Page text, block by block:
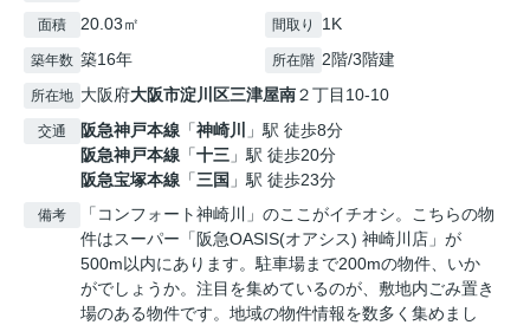
面積 20.03㎡ 間取り 1K
築年数 築16年 所在階 2階/3階建
所在地 大阪府大阪市淀川区三津屋南２丁目10-10
交通 阪急神戸本線 「神崎川
」駅 徒歩8分
阪急神戸本線 「十三 」駅 徒歩20分
阪急宝塚本線 「三国 」駅 徒歩23分
備考
「コンフォート神崎川」のここがイチオシ。こちらの物
件はスーパー「阪急OASIS(オアシス) 神崎川店」が
500m以内にあります。駐車場まで200mの物件、いか
がでしょうか。注目を集めているのが、敷地内ごみ置き
場のある物件です。地域の物件情報を数多く集めまし